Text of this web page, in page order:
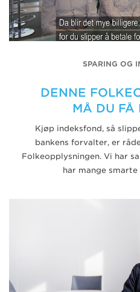
SPARING OG
DENNE
MÅ DU FÅ
Kjøp indeksfond, så
bankens forvalter, er
Folkeopplysningen. Vi har
har mange